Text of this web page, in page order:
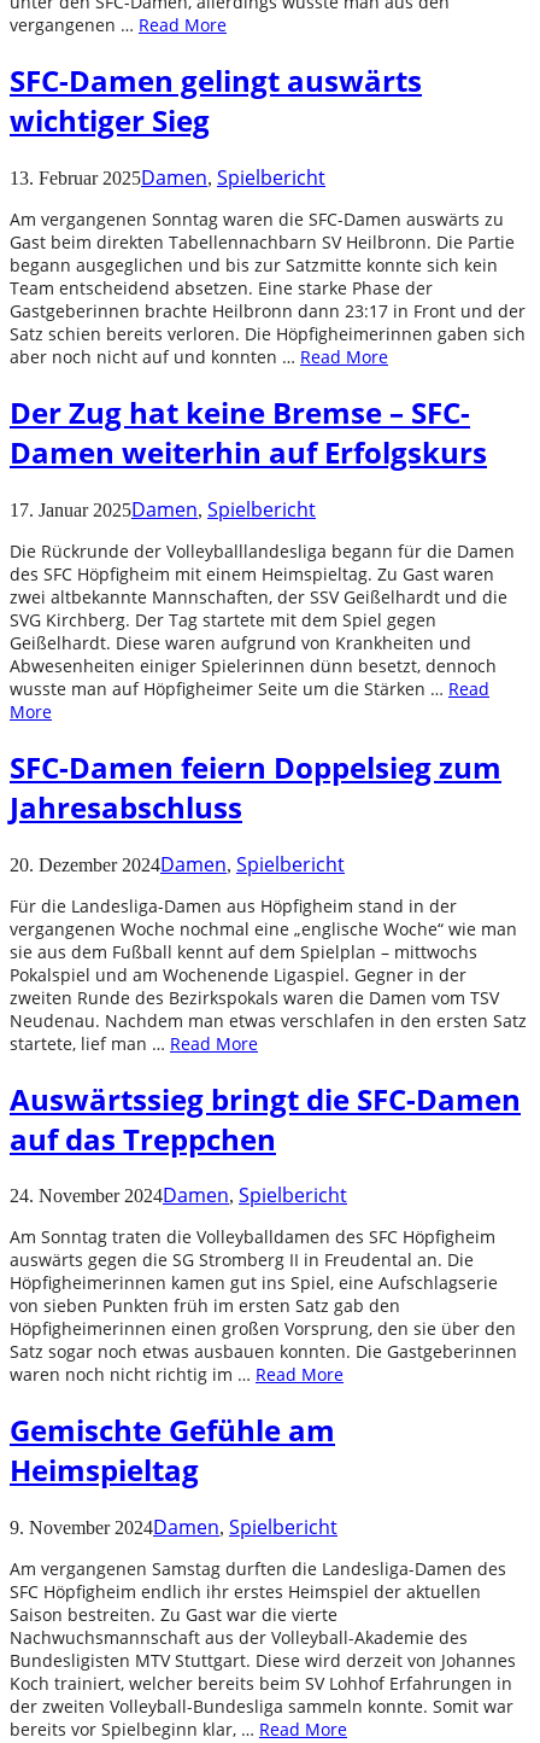
vergangenen … Read More
SFC-Damen gelingt auswärts
wichtiger Sieg
13. Februar 2025Damen, Spielbericht
Am vergangenen Sonntag waren die SFC-Damen auswärts zu
Gast beim direkten Tabellennachbarn SV Heilbronn. Die Partie
begann ausgeglichen und bis zur Satzmitte konnte sich kein
Team entscheidend absetzen. Eine starke Phase der
Gastgeberinnen brachte Heilbronn dann 23:17 in Front und der
Satz schien bereits verloren. Die Höpfigheimerinnen gaben sich
aber noch nicht auf und konnten … Read More
Der Zug hat keine Bremse – SFC-
Damen weiterhin auf Erfolgskurs
17. Januar 2025Damen, Spielbericht
Die Rückrunde der Volleyballlandesliga begann für die Damen
des SFC Höpfigheim mit einem Heimspieltag. Zu Gast waren
zwei altbekannte Mannschaften, der SSV Geißelhardt und die
SVG Kirchberg. Der Tag startete mit dem Spiel gegen
Geißelhardt. Diese waren aufgrund von Krankheiten und
Abwesenheiten einiger Spielerinnen dünn besetzt, dennoch
wusste man auf Höpfigheimer Seite um die Stärken … Read
More
SFC-Damen feiern Doppelsieg zum
Jahresabschluss
20. Dezember 2024Damen, Spielbericht
Für die Landesliga-Damen aus Höpfigheim stand in der
vergangenen Woche nochmal eine „englische Woche“ wie man
sie aus dem Fußball kennt auf dem Spielplan – mittwochs
Pokalspiel und am Wochenende Ligaspiel. Gegner in der
zweiten Runde des Bezirkspokals waren die Damen vom TSV
Neudenau. Nachdem man etwas verschlafen in den ersten Satz
startete, lief man … Read More
Auswärtssieg bringt die SFC-Damen
auf das Treppchen
24. November 2024Damen, Spielbericht
Am Sonntag traten die Volleyballdamen des SFC Höpfigheim
auswärts gegen die SG Stromberg II in Freudental an. Die
Höpfigheimerinnen kamen gut ins Spiel, eine Aufschlagserie
von sieben Punkten früh im ersten Satz gab den
Höpfigheimerinnen einen großen Vorsprung, den sie über den
Satz sogar noch etwas ausbauen konnten. Die Gastgeberinnen
waren noch nicht richtig im … Read More
Gemischte Gefühle am
Heimspieltag
9. November 2024Damen, Spielbericht
Am vergangenen Samstag durften die Landesliga-Damen des
SFC Höpfigheim endlich ihr erstes Heimspiel der aktuellen
Saison bestreiten. Zu Gast war die vierte
Nachwuchsmannschaft aus der Volleyball-Akademie des
Bundesligisten MTV Stuttgart. Diese wird derzeit von Johannes
Koch trainiert, welcher bereits beim SV Lohhof Erfahrungen in
der zweiten Volleyball-Bundesliga sammeln konnte. Somit war
bereits vor Spielbeginn klar, … Read More